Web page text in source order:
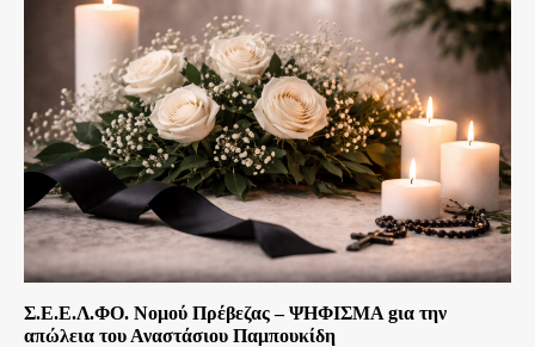
Σ.Ε.Ε.Λ.ΦΟ. Νομού Πρέβεζας – ΨΗΦΙΣΜΑ gια την
απώλεια του Αναστάσιου Παμπουκίδη